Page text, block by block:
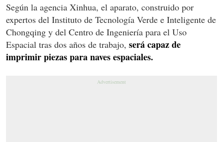
Según la agencia Xinhua, el aparato, construido por
expertos del Instituto de Tecnología Verde e Inteligente de
Chongqing y del Centro de Ingeniería para el Uso
Espacial tras dos años de trabajo, será capaz de
imprimir piezas para naves espaciales.